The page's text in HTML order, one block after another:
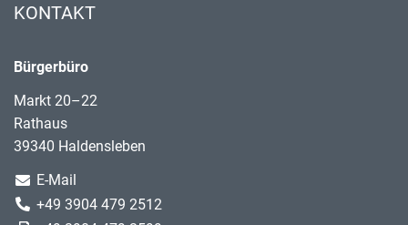
KONTAKT
Bürgerbüro
Markt 20–22
Rathaus
39340 Haldensleben
E-Mail
+49 3904 479 2512